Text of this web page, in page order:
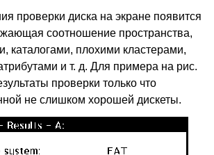
проверки диска на экране появится
соотношение пространства,
каталогами, плохими кластерами,
и т. д. Для примера на рис.
проверки только что
не слишком хорошей дискеты.